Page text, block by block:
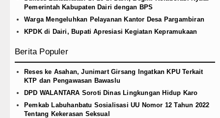
Pemerintah Kabupaten Dairi dengan BPS
Warga Mengeluhkan Pelayanan Kantor Desa Pargambiran
KPDK di Dairi, Bupati Apresiasi Kegiatan Kepramukaan
Berita Populer
Reses ke Asahan, Junimart Girsang Ingatkan KPU Terkait
KTP dan Pengawasan Bawaslu
DPD WALANTARA Soroti Dinas Lingkungan Hidup Karo
Pemkab Labuhanbatu Sosialisasi UU Nomor 12 Tahun 2022
Tentang Kekerasan Seksual